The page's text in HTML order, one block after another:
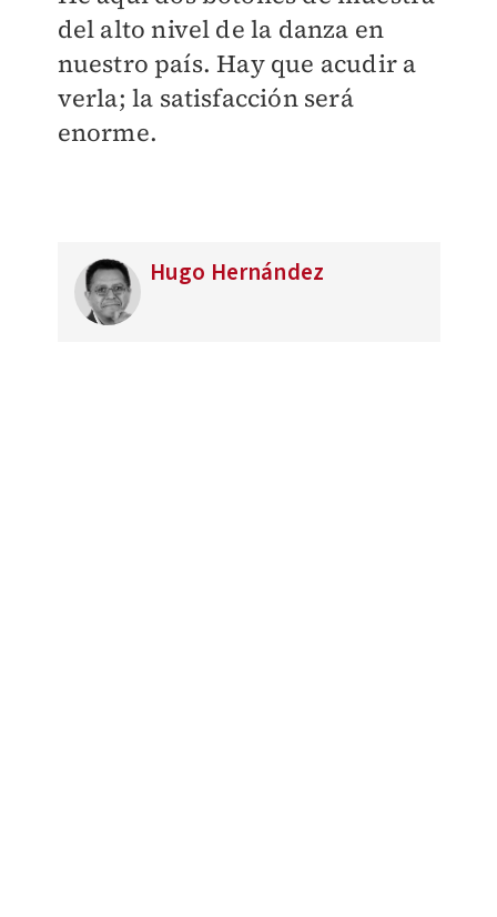
del alto nivel de la danza en
nuestro país. Hay que acudir a
verla; la satisfacción será
enorme.
Hugo Hernández